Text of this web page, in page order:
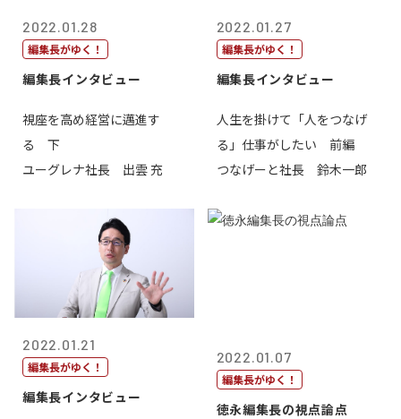
2022.01.28
編集長がゆく！
編集長インタビュー
視座を高め経営に邁進す
る 下
ユーグレナ社長 出雲 充
2022.01.27
編集長がゆく！
編集長インタビュー
人生を掛けて「人をつなげ
る」仕事がしたい 前編
つなげーと社長 鈴木一郎
2022.01.21
編集長がゆく！
編集長インタビュー
2022.01.07
編集長がゆく！
徳永編集長の視点論点